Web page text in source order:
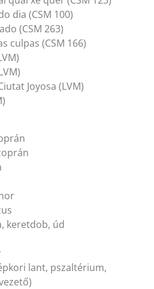
dia (CSM 100)
(CSM 263)
culpas (CSM 166)
Joyosa (LVM)
keretdob, úd
lant, pszaltérium,